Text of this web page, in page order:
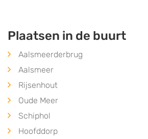
Plaatsen in de buurt
Aalsmeerderbrug
Aalsmeer
Rijsenhout
Oude Meer
Schiphol
Hoofddorp